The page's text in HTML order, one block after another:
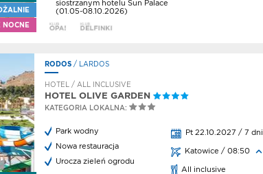
NOCNE
siostrzanym hotelu Sun Palace
(01.05-08.10.2026)
RODOS / LARDOS
HOTEL / ALL INCLUSIVE
HOTEL OLIVE GARDEN
KATEGORIA LOKALNA:
Park wodny
Nowa restauracja
Urocza zieleń ogrodu
Pt 22.10.2027 / 7 dni
Katowice / 08:50
All inclusive